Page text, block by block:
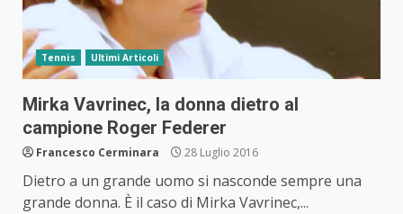
Tennis Ultimi Articoli
Mirka Vavrinec, la donna dietro al
campione Roger Federer
Francesco Cerminara 28 Luglio 2016
Dietro a un grande uomo si nasconde sempre una
grande donna. È il caso di Mirka Vavrinec,...